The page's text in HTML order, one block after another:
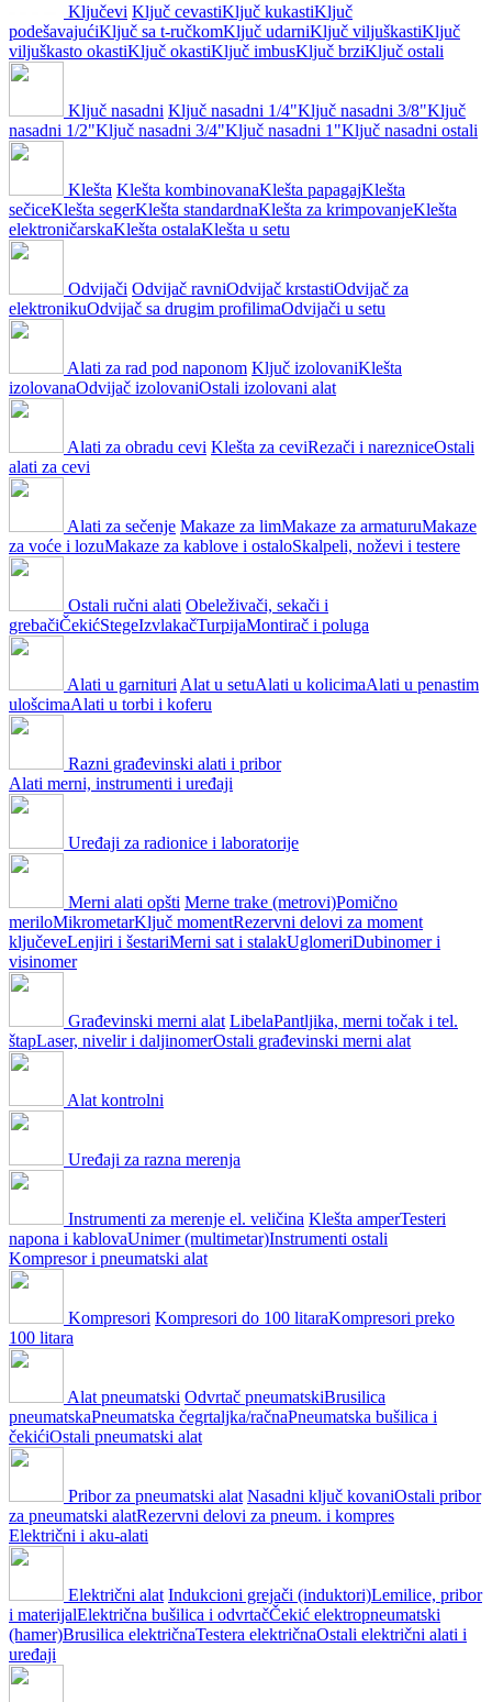
Ključevi Ključ cevastiKljuč kukastiKljuč
podešavajućiKljuč sa t-ručkomKljuč udarniKljuč viljuškastiKljuč
viljuškasto okastiKljuč okastiKljuč imbusKljuč brziKljuč ostali
Ključ nasadni Ključ nasadni 1/4"Ključ nasadni 3/8"Ključ
nasadni 1/2"Ključ nasadni 3/4"Ključ nasadni 1"Ključ nasadni ostali
Klešta Klešta kombinovanaKlešta papagajKlešta
sečiceKlešta segerKlešta standardnaKlešta za krimpovanjeKlešta
elektroničarskaKlešta ostalaKlešta u setu
Odvijači Odvijač ravniOdvijač krstastiOdvijač za
elektronikuOdvijač sa drugim profilimaOdvijači u setu
Alati za rad pod naponom Ključ izolovaniKlešta
izolovanaOdvijač izolovaniOstali izolovani alat
Alati za obradu cevi Klešta za ceviRezači i narezniceOstali
alati za cevi
Alati za sečenje Makaze za limMakaze za armaturuMakaze
za voće i lozuMakaze za kablove i ostaloSkalpeli, noževi i testere
Ostali ručni alati Obeleživači, sekači i
grebačiČekićStegeIzvlakačTurpijaMontirač i poluga
Alati u garnituri Alat u setuAlati u kolicimaAlati u penastim
ulošcimaAlati u torbi i koferu
Razni građevinski alati i pribor
Alati merni, instrumenti i uređaji
Uređaji za radionice i laboratorije
Merni alati opšti Merne trake (metrovi)Pomično
meriloMikrometarKljuč momentRezervni delovi za moment
ključeveLenjiri i šestariMerni sat i stalakUglomeriDubinomer i
visinomer
Građevinski merni alat LibelaPantljika, merni točak i tel.
štapLaser, nivelir i daljinomerOstali građevinski merni alat
Alat kontrolni
Uređaji za razna merenja
Instrumenti za merenje el. veličina Klešta amperTesteri
napona i kablovaUnimer (multimetar)Instrumenti ostali
Kompresor i pneumatski alat
Kompresori Kompresori do 100 litaraKompresori preko
100 litara
Alat pneumatski Odvrtač pneumatskiBrusilica
pneumatskaPneumatska čegrtaljka/račnaPneumatska bušilica i
čekićiOstali pneumatski alat
Pribor za pneumatski alat Nasadni ključ kovaniOstali pribor
za pneumatski alatRezervni delovi za pneum. i kompres
Električni i aku-alati
Električni alat Indukcioni grejači (induktori)Lemilice, pribor
i materijalElektrična bušilica i odvrtačČekić elektropneumatski
(hamer)Brusilica električnaTestera električnaOstali električni alati i
uređaji